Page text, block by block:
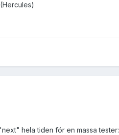
hela tiden för en massa tester: